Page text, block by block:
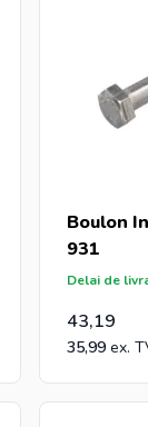
Boulon
931
Delai de
43,19
35,99